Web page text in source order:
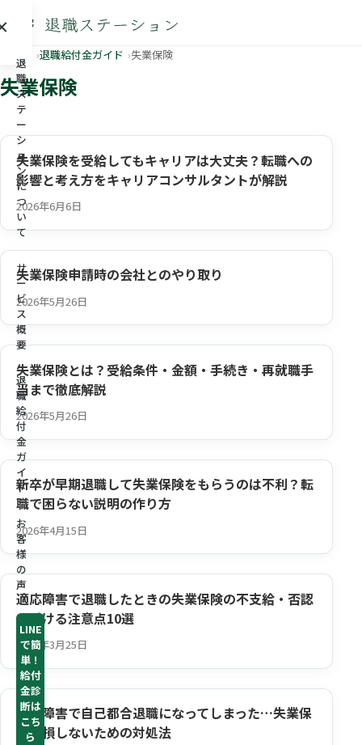
退
職
ス
テ
ー
シ
ョ
ン
に
つ
い
て
サ
ー
ビ
ス
概
要
退
職
給
付
金
ガ
イ
ド
お
客
様
の
声
LINE
で簡
単！
給付
金診
断は
こち
ら
退職給付金ガイド 失業保険
失業保険
失業保険を受給してもキャリアは大丈夫？転職への
影響と考え方をキャリアコンサルタントが解説
2026年6月6日
失業保険申請時の会社とのやり取り
2026年5月26日
失業保険とは？受給条件・金額・手続き・再就職手
当まで徹底解説
2026年5月26日
新卒が早期退職して失業保険をもらうのは不利？転
職で困らない説明の作り方
2026年4月15日
適応障害で退職したときの失業保険の不支給・否認
を避ける注意点10選
2026年3月25日
適応障害で自己都合退職になってしまった…失業保
険で損しないための対処法